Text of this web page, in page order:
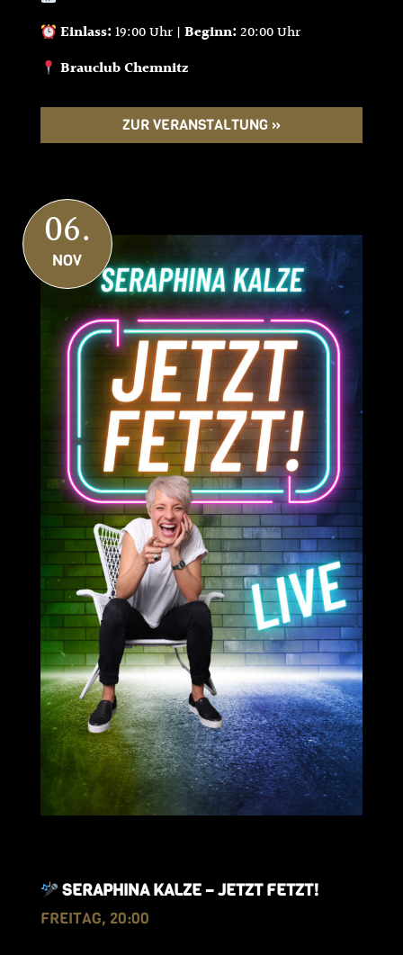
Einlass: 19:00 Uhr |Beginn: 20:00 Uhr
Brauclub Chemnitz
ZUR VERANSTALTUNG »
06.
NOV
SERAPHINA KALZE – JETZT FETZT!
FREITAG, 20:00